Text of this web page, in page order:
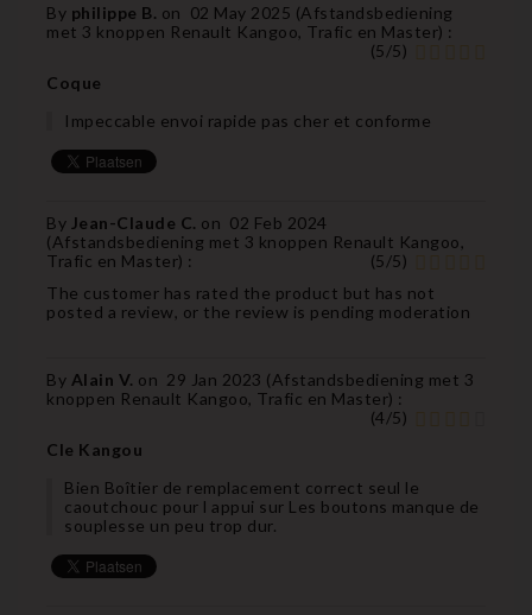
By philippe B. on 02 May 2025 (Afstandsbediening
met 3 knoppen Renault Kangoo, Trafic en Master) :
(5/5)
Coque
Impeccable envoi rapide pas cher et conforme
By Jean-Claude C. on 02 Feb 2024
(Afstandsbediening met 3 knoppen Renault Kangoo,
Trafic en Master) : (5/5)
The customer has rated the product but has not
posted a review, or the review is pending moderation
By Alain V. on 29 Jan 2023 (Afstandsbediening met 3
knoppen Renault Kangoo, Trafic en Master) :
(4/5)
Cle Kangou
Bien Boîtier de remplacement correct seul le
caoutchouc pour l appui sur Les boutons manque de
souplesse un peu trop dur.